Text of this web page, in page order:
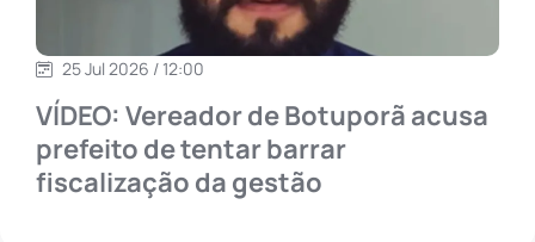
25 Jul 2026 / 12:00
VÍDEO: Vereador de Botuporã acusa
prefeito de tentar barrar
fiscalização da gestão